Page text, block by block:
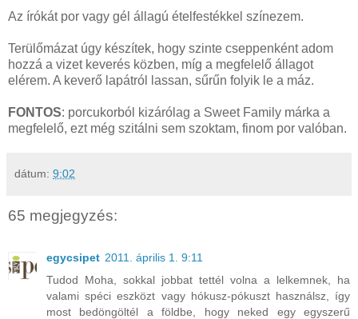
Az írókát por vagy gél állagú ételfestékkel színezem.
Terülőmázat úgy készítek, hogy szinte cseppenként adom
hozzá a vizet keverés közben, míg a megfelelő állagot
elérem. A keverő lapátról lassan, sűrűn folyik le a máz.
FONTOS: porcukorból kizárólag a Sweet Family márka a
megfelelő, ezt még szitálni sem szoktam, finom por valóban.
dátum: 9:02
65 megjegyzés:
egycsipet 2011. április 1. 9:11
Tudod Moha, sokkal jobbat tettél volna a lelkemnek, ha
valami spéci eszközt vagy hókusz-pókuszt használsz, így
most bedöngöltél a földbe, hogy neked egy egyszerű